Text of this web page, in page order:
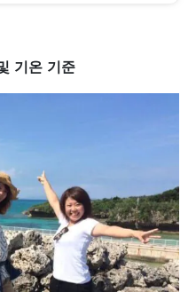
기온 기준